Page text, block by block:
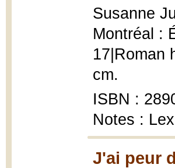
Susanne
Montréal :
17|Roman
cm.
ISBN :
Notes :
J'ai peur